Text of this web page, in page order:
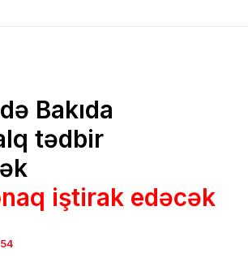
Bakıda
tədbir
iştirak edəcək